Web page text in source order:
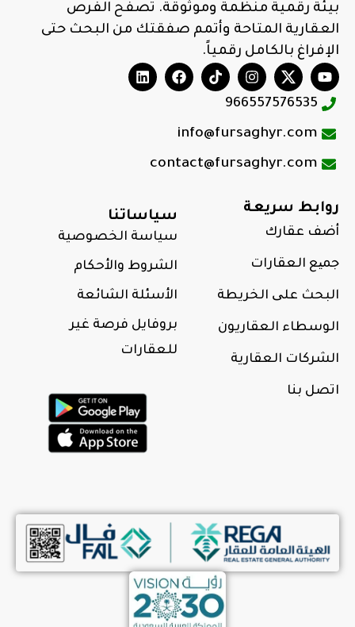
بيئة رقمية منظمة وموثوقة. تصفح الفرص
العقارية المتاحة وأتمم صفقتك من البحث حتى
الإفراغ بالكامل رقمياً.
966557576535
info@fursaghyr.com
contact@fursaghyr.com
روابط سريعة
أضف عقارك
جمیع العقارات
البحث علی الخريطة
الوسطاء العقاريون
الشركات العقارية
اتصل بنا
سياساتنا
سياسة الخصوصية
الشروط والأحكام
الأسئلة الشائعة
بروفايل فرصة غير
للعقارات